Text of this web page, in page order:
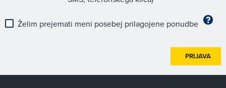
Želim prejemati meni posebej prilagojene ponudbe
PRIJAVA